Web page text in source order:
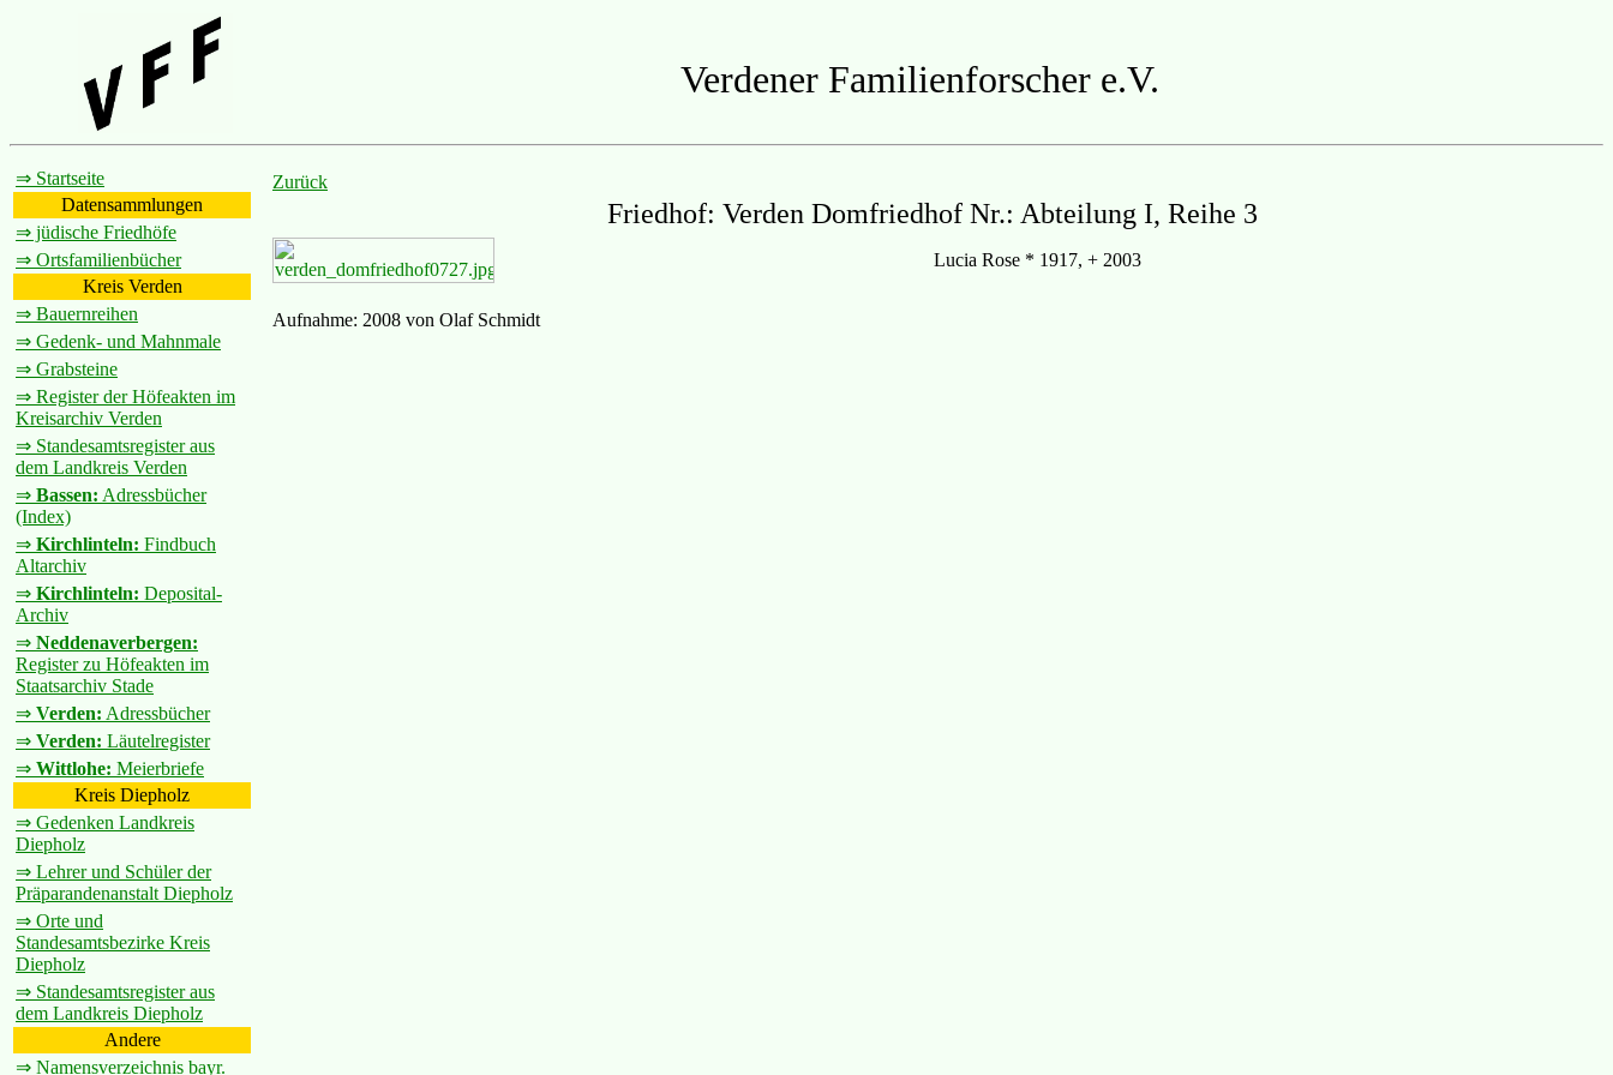
Verdener Familienforscher e.V.
⇒ Startseite
Datensammlungen
⇒ jüdische Friedhöfe
⇒ Ortsfamilienbücher
Kreis Verden
⇒ Bauernreihen
⇒ Gedenk- und Mahnmale
⇒ Grabsteine
⇒ Register der Höfeakten im
Kreisarchiv Verden
⇒ Standesamtsregister aus
dem Landkreis Verden
⇒ Bassen: Adressbücher
(Index)
⇒ Kirchlinteln: Findbuch
Altarchiv
⇒ Kirchlinteln: Deposital-
Archiv
⇒ Neddenaverbergen:
Register zu Höfeakten im
Staatsarchiv Stade
⇒ Verden: Adressbücher
⇒ Verden: Läutelregister
⇒ Wittlohe: Meierbriefe
Kreis Diepholz
⇒ Gedenken Landkreis
Diepholz
⇒ Lehrer und Schüler der
Präparandenanstalt Diepholz
⇒ Orte und
Standesamtsbezirke Kreis
Diepholz
⇒ Standesamtsregister aus
dem Landkreis Diepholz
Andere
⇒ Namensverzeichnis bayr.
Zurück
Friedhof: Verden Domfriedhof Nr.: Abteilung I, Reihe 3
Lucia Rose * 1917, + 2003
Aufnahme: 2008 von Olaf Schmidt